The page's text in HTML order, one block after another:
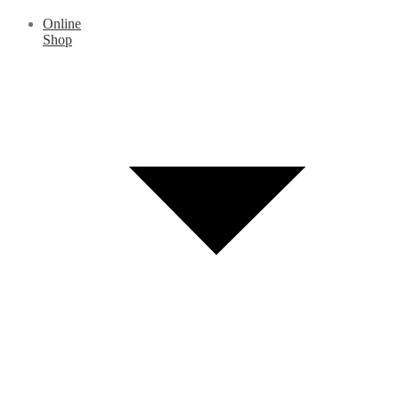
Online
Shop